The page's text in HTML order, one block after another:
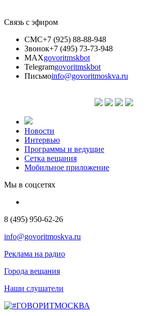
Связь с эфиром
СМС+7 (925) 88-88-948
Звонок+7 (495) 73-73-948
MAXgovoritmskbot
Telegramgovoritmskbot
Письмоinfo@govoritmoskva.ru
Новости
Интервью
Программы и ведущие
Сетка вещания
Мобильное приложение
Мы в соцсетях
8 (495) 950-62-26
info@govoritmoskva.ru
Реклама на радио
Города вещания
Наши слушатели